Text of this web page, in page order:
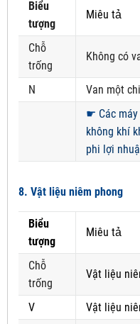
Biểu
tượng
Miêu tả
Chỗ
trống
Không có
N
Van một
☛ Các
không khí
phi lợi
8. Vật liệu niêm phong
Biểu
tượng
Miêu tả
Chỗ
trống
Vật liệu
V
Vật liệu